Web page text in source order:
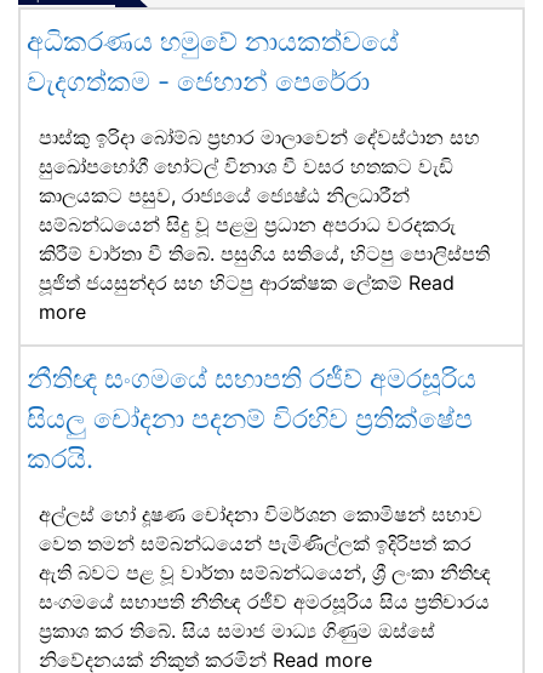
අධිකරණය හමුවේ නායකත්වයේ
වැදගත්කම - ජෙහාන් පෙරේරා
පාස්කු ඉරිදා බෝම්බ ප්‍රහාර මාලාවෙන් දේවස්ථාන සහ
සුඛෝපභෝගී හෝටල් විනාශ වී වසර හතකට වැඩි
කාලයකට පසුව, රාජ්‍යයේ ජ්‍යෙෂ්ඨ නිලධාරීන්
සම්බන්ධයෙන් සිදු වූ පළමු ප්‍රධාන අපරාධ වරදකරු
කිරීම් වාර්තා වී තිබේ. පසුගිය සතියේ, හිටපු පොලිස්පති
පූජිත් ජයසුන්දර සහ හිටපු ආරක්ෂක ලේකම් Read
more
නීතිඥ සංගමයේ සභාපති රජීව් අමරසූරිය
සියලු චෝදනා පදනම් විරහිව ප්‍රතික්ෂේප
කරයි.
අල්ලස් හෝ දූෂණ චෝදනා විමර්ශන කොමිෂන් සභාව
වෙත තමන් සම්බන්ධයෙන් පැමිණිල්ලක් ඉදිරිපත් කර
ඇති බවට පළ වූ වාර්තා සම්බන්ධයෙන්, ශ්‍රී ලංකා නීතිඥ
සංගමයේ සභාපති නීතිඥ රජීව් අමරසූරිය සිය ප්‍රතිචාරය
ප්‍රකාශ කර තිබේ. සිය සමාජ මාධ්‍ය ගිණුම ඔස්සේ
නිවේදනයක් නිකුත් කරමින් Read more